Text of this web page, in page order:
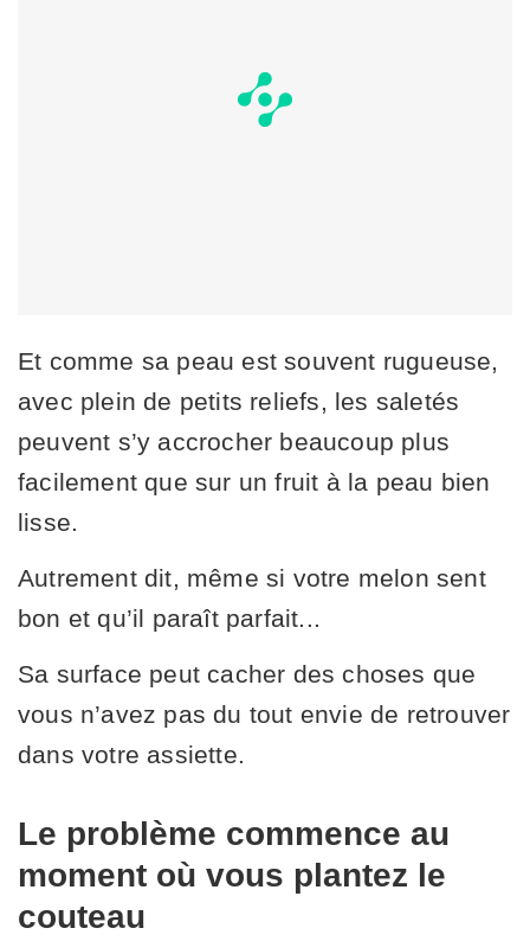
Et comme sa peau est souvent rugueuse,
avec plein de petits reliefs, les saletés
peuvent s’y accrocher beaucoup plus
facilement que sur un fruit à la peau bien
lisse.
Autrement dit, même si votre melon sent
bon et qu’il paraît parfait...
Sa surface peut cacher des choses que
vous n’avez pas du tout envie de retrouver
dans votre assiette.
Le problème commence au
moment où vous plantez le
couteau